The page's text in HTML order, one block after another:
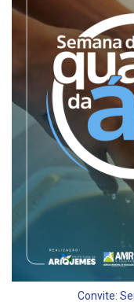
Convite: